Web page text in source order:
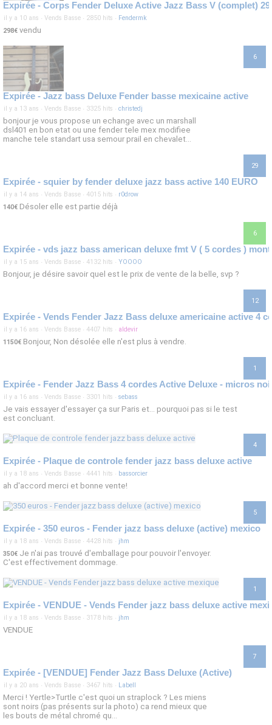
Expirée - Corps Fender Deluxe Active Jazz Bass V (complet)
il y a 10 ans · Vends Basse · 2850 hits · Fendermk
298€ vendu
6
Expirée - Jazz bass Deluxe Fender basse mexicaine active
il y a 13 ans · Vends Basse · 3325 hits · christedj
bonjour je vous propose un echange avec un marshall
dsl401 en bon etat ou une fender tele mex modifiee
manche tele standart usa semour prail en chevalet...
29
Expirée - squier by fender deluxe jazz bass active 140 EURO
il y a 14 ans · Vends Basse · 4015 hits · r0drow
140€ Désoler elle est partie déjà
6
il y a 15 ans · Vends Basse · 4132 hits · YOOOO
Bonjour, je désire savoir quel est le prix de vente de la belle, svp ?
12
il y a 16 ans · Vends Basse · 4407 hits · aldevir
1150€ Bonjour, Non désolée elle n'est plus à vendre.
1
Expirée - Fender Jazz Bass 4 cordes Active Deluxe - micros
il y a 16 ans · Vends Basse · 3301 hits · sebass
Je vais essayer d'essayer ça sur Paris et... pourquoi pas si le test
est concluant.
4
Expirée - Plaque de controle fender jazz bass deluxe active
il y a 18 ans · Vends Basse · 4441 hits · bassorcier
ah d'accord merci et bonne vente!
5
Expirée - 350 euros - Fender jazz bass deluxe (active) mexico
il y a 18 ans · Vends Basse · 4428 hits · jhm
350€ Je n'ai pas trouvé d'emballage pour pouvoir l'envoyer.
C'est effectivement dommage.
1
Expirée - VENDUE - Vends Fender jazz bass deluxe active
il y a 18 ans · Vends Basse · 3178 hits · jhm
VENDUE
7
Expirée - [VENDUE] Fender Jazz Bass Deluxe (Active)
il y a 20 ans · Vends Basse · 3467 hits · Labell
Merci ! Yertle>Turtle c'est quoi un straplock ? Les miens
sont noirs (pas présents sur la photo) ca rend mieux que
les bouts de métal chromé qu...